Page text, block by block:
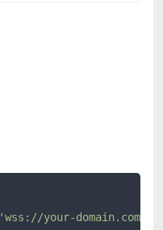
'wss://your-domain.com/